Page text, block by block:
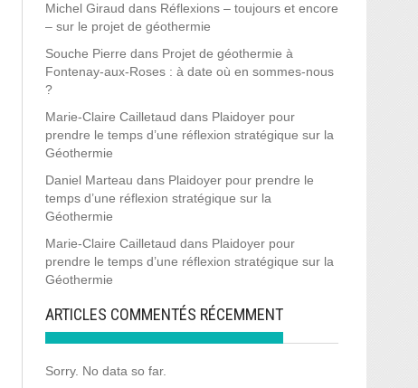
Michel Giraud dans Réflexions – toujours et encore
– sur le projet de géothermie
Souche Pierre dans Projet de géothermie à
Fontenay-aux-Roses : à date où en sommes-nous
?
Marie-Claire Cailletaud dans Plaidoyer pour
prendre le temps d’une réflexion stratégique sur la
Géothermie
Daniel Marteau dans Plaidoyer pour prendre le
temps d’une réflexion stratégique sur la
Géothermie
Marie-Claire Cailletaud dans Plaidoyer pour
prendre le temps d’une réflexion stratégique sur la
Géothermie
ARTICLES COMMENTÉS RÉCEMMENT
Sorry. No data so far.